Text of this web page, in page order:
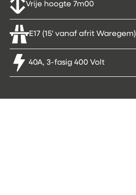
Vrije hoogte 7m00
E17 (15' vanaf afrit Waregem)
40A, 3-fasig 400 Volt